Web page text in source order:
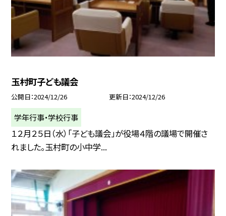
玉村町子ども議会
公開日 2024/12/26 更新日 2024/12/26
学年行事・学校行事
１２月２５日（水）「子ども議会」が役場４階の議場で開催さ
れました。玉村町の小中学...